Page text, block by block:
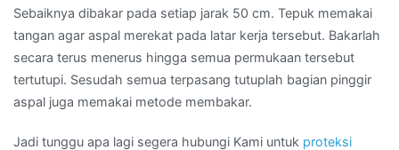
Sebaiknya dibakar pada setiap jarak 50 cm. Tepuk memakai
tangan agar aspal merekat pada latar kerja tersebut. Bakarlah
secara terus menerus hingga semua permukaan tersebut
tertutupi. Sesudah semua terpasang tutuplah bagian pinggir
aspal juga memakai metode membakar.
Jadi tunggu apa lagi segera hubungi Kami untuk proteksi